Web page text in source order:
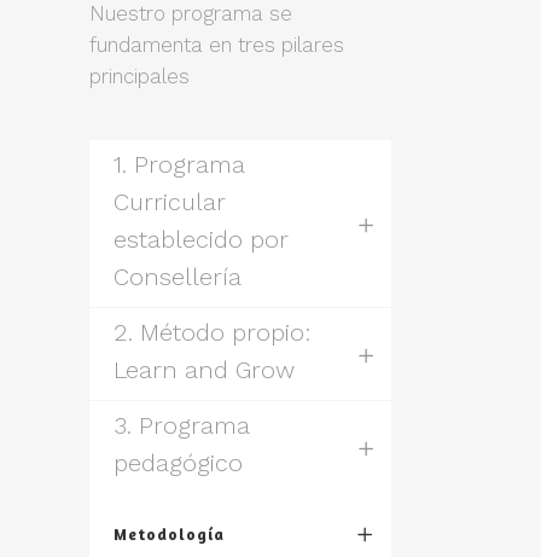
Nuestro programa se
fundamenta en tres pilares
principales
1. Programa
Curricular
establecido por
Consellería
2. Método propio:
Learn and Grow
3. Programa
pedagógico
Metodología